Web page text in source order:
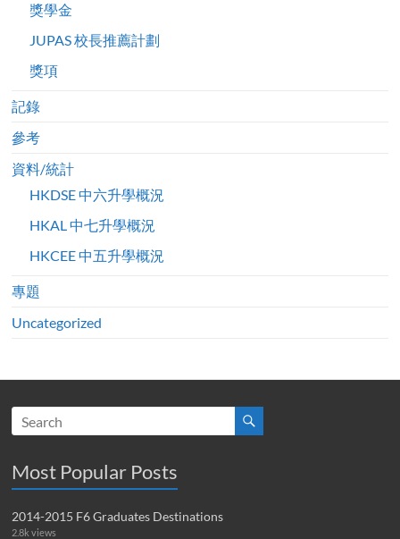
獎學金
JUPAS 校長推薦計劃
獎項
記錄
參考
資料/統計
HKDSE 中六升學概況
HKAL 中七升學概況
HKCEE 中五升學概況
專題
Uncategorized
Most Popular Posts
2014-2015 F6 Graduates Destinations
2.8k views